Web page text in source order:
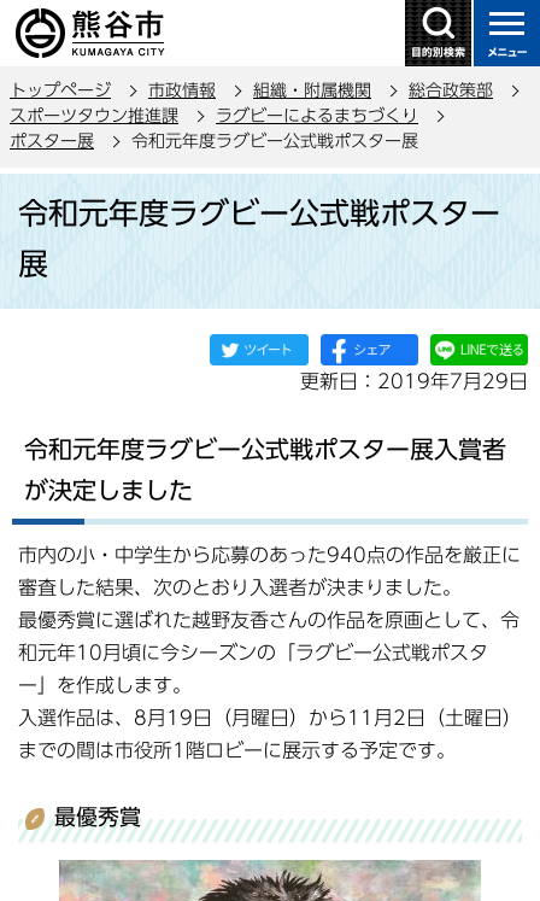
の
ー
ジ
トップページ 市政情報 組織・附属機関
総合政策部
スポーツタウン推進課
ラグビーによるまちづくり
ポスター展
令和元年度ラグビー公式戦ポスター展
か
令和元年度ラグビー公式戦ポスター
展
更新日：2019年7月29日
令和元年度ラグビー公式戦ポスター展入賞者
が決定しました
市内の小・中学生から応募のあった940点の作品を厳正に
審査した結果、次のとおり入選者が決まりました。
最優秀賞に選ばれた越野友香さんの作品を原画として、令
和元年10月頃に今シーズンの「ラグビー公式戦ポスタ
ー」を作成します。
入選作品は、8月19日（月曜日）から11月2日（土曜日）
までの間は市役所1階ロビーに展示する予定です。
最優秀賞